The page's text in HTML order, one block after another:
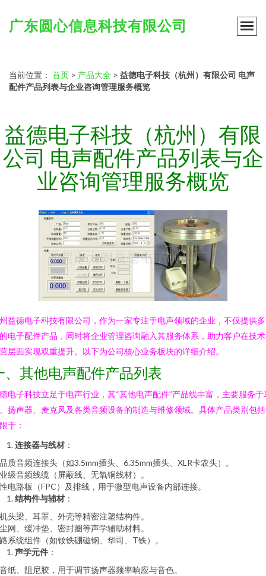
广东圆心信息科技有限公司
当前位置： 首页 > 产品大全 > 益德电子科技（杭州）有限公司 电声
配件产品列表与企业咨询管理服务概览
益德电子科技（杭州）有限
公司 电声配件产品列表与企
业咨询管理服务概览
益德电子科技有限公司，作为一家专注于电声领域的企业，不仅提供
电子配件产品，同时将企业管理咨询融入其服务体系，助力客户在技
层面实现双重提升。以下为公司核心业务板块的详细介绍。
、其他电声配件产品列表
电子科技立足于电声行业，其“其他电声配件”产品线丰富，主要服务于
扬声器、麦克风及各类音频设备的制造与维修领域。具体产品类别包
于：
连接器与线材 ：
质音频连接头（如3.5mm插头、6.35mm插头、XLR卡农头）。
级音频线缆（屏蔽线、无氧铜线材）。
电路板（FPC）及排线，用于微型电声设备内部连接。
结构件与辅材 ：
头梁、耳罩、外壳等精密注塑结构件。
网、缓冲垫、密封圈等声学辅助材料。
系统组件（如钕铁硼磁钢、华司、T铁）。
声学元件 ：
纸、阻尼胶，用于调节扬声器频率响应与音色。